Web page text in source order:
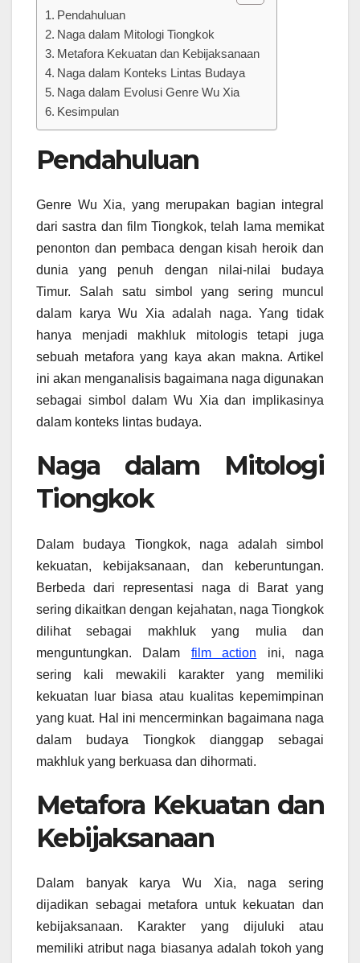
Pendahuluan
Naga dalam Mitologi Tiongkok
Metafora Kekuatan dan Kebijaksanaan
Naga dalam Konteks Lintas Budaya
Naga dalam Evolusi Genre Wu Xia
Kesimpulan
Pendahuluan
Genre Wu Xia, yang merupakan bagian integral
dari sastra dan film Tiongkok, telah lama memikat
penonton dan pembaca dengan kisah heroik dan
dunia yang penuh dengan nilai-nilai budaya
Timur. Salah satu simbol yang sering muncul
dalam karya Wu Xia adalah naga. Yang tidak
hanya menjadi makhluk mitologis tetapi juga
sebuah metafora yang kaya akan makna. Artikel
ini akan menganalisis bagaimana naga digunakan
sebagai simbol dalam Wu Xia dan implikasinya
dalam konteks lintas budaya.
Naga dalam Mitologi
Tiongkok
Dalam budaya Tiongkok, naga adalah simbol
kekuatan, kebijaksanaan, dan keberuntungan.
Berbeda dari representasi naga di Barat yang
sering dikaitkan dengan kejahatan, naga Tiongkok
dilihat sebagai makhluk yang mulia dan
menguntungkan. Dalam film action ini, naga
sering kali mewakili karakter yang memiliki
kekuatan luar biasa atau kualitas kepemimpinan
yang kuat. Hal ini mencerminkan bagaimana naga
dalam budaya Tiongkok dianggap sebagai
makhluk yang berkuasa dan dihormati.
Metafora Kekuatan dan
Kebijaksanaan
Dalam banyak karya Wu Xia, naga sering
dijadikan sebagai metafora untuk kekuatan dan
kebijaksanaan. Karakter yang dijuluki atau
memiliki atribut naga biasanya adalah tokoh yang